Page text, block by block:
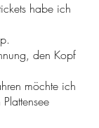
habe ich
den Kopf
möchte ich